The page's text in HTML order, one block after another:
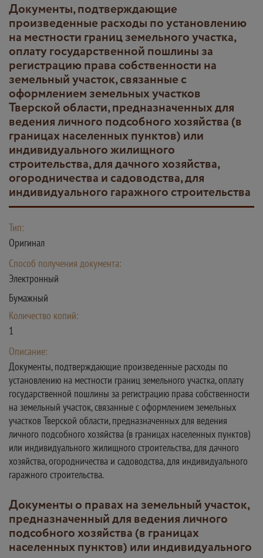
Документы, подтверждающие
произведенные расходы по установлению
на местности границ земельного участка,
оплату государственной пошлины за
регистрацию права собственности на
земельный участок, связанные с
оформлением земельных участков
Тверской области, предназначенных для
ведения личного подсобного хозяйства (в
границах населенных пунктов) или
индивидуального жилищного
строительства, для дачного хозяйства,
огородничества и садоводства, для
индивидуального гаражного строительства
Тип:
Оригинал
Способ получения документа:
Электронный
Бумажный
Количество копий:
1
Описание:
Документы, подтверждающие произведенные расходы по
установлению на местности границ земельного участка, оплату
государственной пошлины за регистрацию права собственности
на земельный участок, связанные с оформлением земельных
участков Тверской области, предназначенных для ведения
личного подсобного хозяйства (в границах населенных пунктов)
или индивидуального жилищного строительства, для дачного
хозяйства, огородничества и садоводства, для индивидуального
гаражного строительства.
Документы о правах на земельный участок,
предназначенный для ведения личного
подсобного хозяйства (в границах
населенных пунктов) или индивидуального